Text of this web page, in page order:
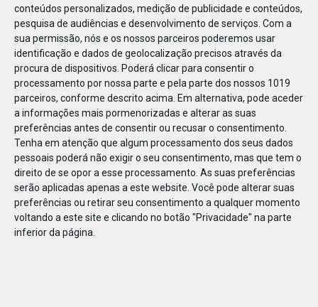
conteúdos personalizados, medição de publicidade e conteúdos,
pesquisa de audiências e desenvolvimento de serviços. Com a
sua permissão, nós e os nossos parceiros poderemos usar
identificação e dados de geolocalização precisos através da
procura de dispositivos. Poderá clicar para consentir o
processamento por nossa parte e pela parte dos nossos 1019
parceiros, conforme descrito acima. Em alternativa, pode aceder
a informações mais pormenorizadas e alterar as suas
preferências antes de consentir ou recusar o consentimento.
Tenha em atenção que algum processamento dos seus dados
pessoais poderá não exigir o seu consentimento, mas que tem o
direito de se opor a esse processamento. As suas preferências
serão aplicadas apenas a este website. Você pode alterar suas
preferências ou retirar seu consentimento a qualquer momento
voltando a este site e clicando no botão "Privacidade" na parte
inferior da página.
193541991281973